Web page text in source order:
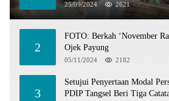
25/09/2024 2621
2
FOTO: Berkah ‘November
Ojek Payung
05/11/2024 2182
3
Setujui Penyertaan Modal
PDIP Tangsel Beri Tiga